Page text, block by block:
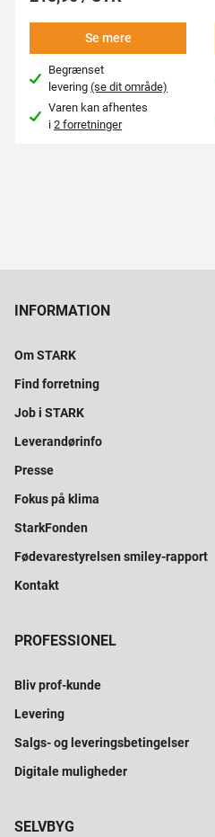
Se mere
Begrænset
levering(se dit område)
Varen kan afhentes
i2 forretninger
INFORMATION
Om STARK
Find forretning
Job i STARK
Leverandørinfo
Presse
Fokus på klima
StarkFonden
Fødevarestyrelsen smiley-rapport
Kontakt
PROFESSIONEL
Bliv prof-kunde
Levering
Salgs- og leveringsbetingelser
Digitale muligheder
SELVBYG